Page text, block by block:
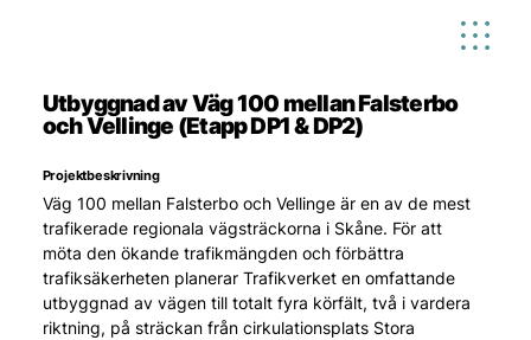
Utbyggnad av Väg 100 mellan Falsterbo
och Vellinge (Etapp DP1 & DP2)
Projektbeskrivning
Väg 100 mellan Falsterbo och Vellinge är en av de mest
trafikerade regionala vägsträckorna i Skåne. För att
möta den ökande trafikmängden och förbättra
trafiksäkerheten planerar Trafikverket en omfattande
utbyggnad av vägen till totalt fyra körfält, två i vardera
riktning, på sträckan från cirkulationsplats Stora